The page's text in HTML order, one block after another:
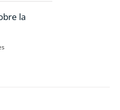
la